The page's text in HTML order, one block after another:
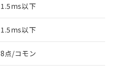
1.5ms以下
1.5ms以下
8点/コモン